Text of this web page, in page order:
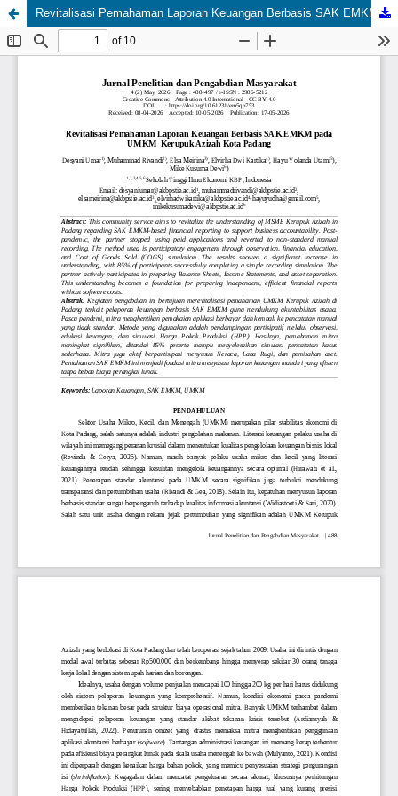
Revitalisasi Pemahaman Laporan Keuangan Berbasis SAK EMKM pada UMKM Kerupuk Azizah Kota Padang